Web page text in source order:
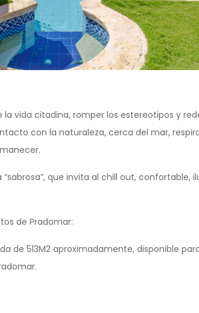
la vida citadina, romper los estereotipos y
con la naturaleza, cerca del mar,
que invita al chill out, confortable,
de Pradomar:
de 513M2 aproximadamente, disponible para